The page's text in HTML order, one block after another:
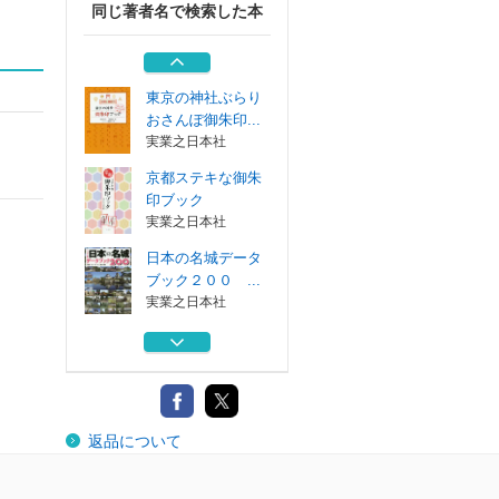
同じ著者名で検索した本
車窓から日本を再
発見！全国ロー...
実業之日本社
東京の神社ぶらり
おさんぽ御朱印...
実業之日本社
京都ステキな御朱
印ブック
実業之日本社
日本の名城データ
ブック２００ ...
実業之日本社
東京＆関東開運神
実業之日本社
車窓から日本を再
発見！全国ロー...
返品について